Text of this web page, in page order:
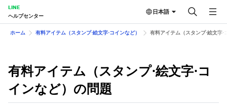
LINE
ヘルプセンター
日本語
ホーム 有料アイテム（スタンプ⋅絵文字⋅コインなど） 有料アイテム（スタンプ⋅絵文字⋅
有料アイテム（スタンプ⋅絵文字⋅コ
インなど）の問題